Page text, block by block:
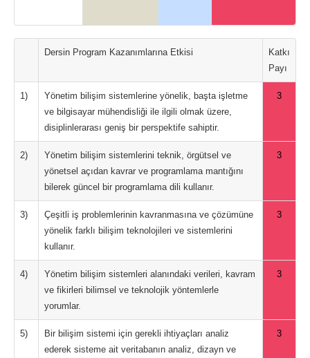
Dersin Program Kazanımlarına Etkisi
Katkı
Payı
1)
Yönetim bilişim sistemlerine yönelik, başta işletme
ve bilgisayar mühendisliği ile ilgili olmak üzere,
disiplinlerarası geniş bir perspektife sahiptir.
3
2)
Yönetim bilişim sistemlerini teknik, örgütsel ve
yönetsel açıdan kavrar ve programlama mantığını
bilerek güncel bir programlama dili kullanır.
3
3)
Çeşitli iş problemlerinin kavranmasına ve çözümüne
yönelik farklı bilişim teknolojileri ve sistemlerini
kullanır.
3
4)
Yönetim bilişim sistemleri alanındaki verileri, kavram
ve fikirleri bilimsel ve teknolojik yöntemlerle
yorumlar.
3
5)
Bir bilişim sistemi için gerekli ihtiyaçları analiz
ederek sisteme ait veritabanın analiz, dizayn ve
3